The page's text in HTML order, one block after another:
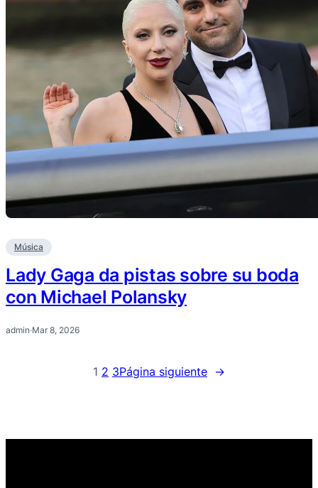
Música
Lady Gaga da pistas sobre su boda
con Michael Polansky
admin·Mar 8, 2026
1 2 3Página siguiente →